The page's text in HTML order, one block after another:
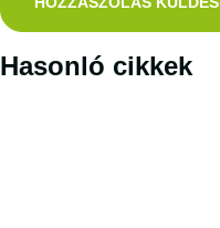
Hasonló cikkek